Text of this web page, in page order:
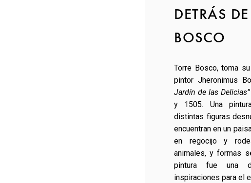
DETRÁS
BOSCO
Torre Bosco, toma
pintor Jheronimus
Jardín de las Delicias”
y 1505. Una
distintas figuras
encuentran en un
en regocijo y
animales, y formas
pintura fue una
inspiraciones para el